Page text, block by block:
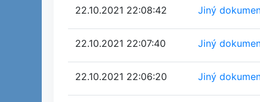
22.10.2021 22:08:42 Jiný
22.10.2021 22:07:40 Jiný
22.10.2021 22:06:20 Jiný